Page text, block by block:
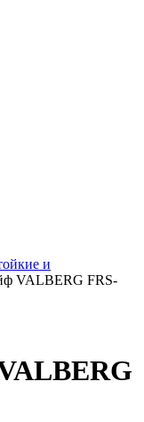
и
VALBERG FRS-